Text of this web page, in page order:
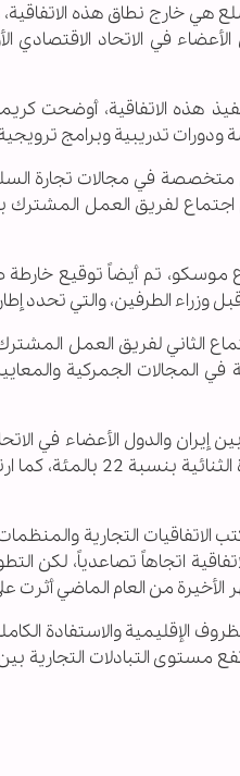
الأعضاء في الاتحاد
هذه الاتفاقية، أوضحت
تدريبية وبرامج
في مجالات تجارة السلع
لفريق العمل المشترك
تم أيضاً توقيع خارطة
وزراء الطرفين، والتي تحدد
الثاني لفريق العمل
الجمركية والمعايير
إيران والدول الأعضاء في
اتفاقية التجارة
التجارية
اتجاهاً تصاعدياً، لكن
الأخيرة من العام الماضي
الإقليمية والاستفادة
مستوى التبادلات التجارية